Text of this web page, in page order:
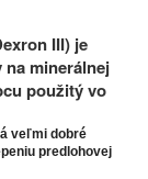
III) je
minerálnej
použitý vo
veľmi dobré
predlohovej